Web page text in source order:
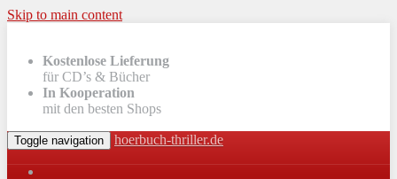
Skip to main content
Kostenlose Lieferung
für CD’s & Bücher
In Kooperation
mit den besten Shops
Toggle navigation hoerbuch-thriller.de